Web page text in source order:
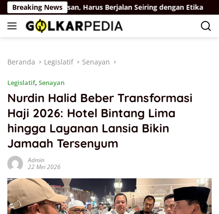
Langsung
ke
konten
Breaking News
Kebebasan, Harus Berjalan Seiring dengan Etika
Beranda Legislatif Senayan
Legislatif, Senayan
Nurdin Halid Beber Transformasi
Haji 2026: Hotel Bintang Lima
hingga Layanan Lansia Bikin
Jamaah Tersenyum
Admin
22 Mei 2026